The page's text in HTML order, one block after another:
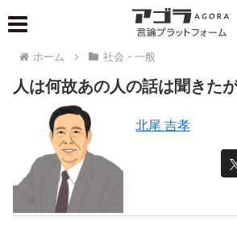
ホーム 社会・一般
人は何故あの人の話は聞きた
北尾 吉孝